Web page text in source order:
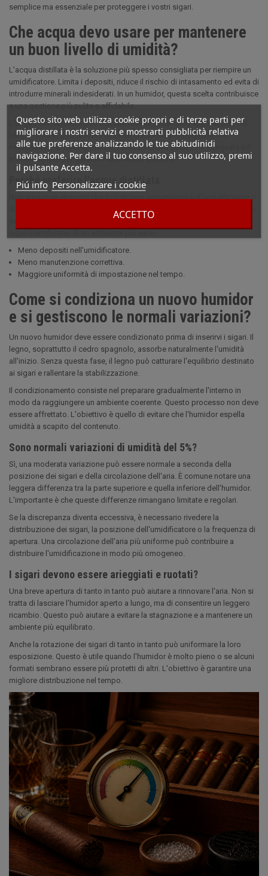
Questo sito web utilizza cookie propri e di terze parti per
migliorare i nostri servizi e mostrarti pubblicità relativa
alle tue preferenze analizzando le tue abitudinidi
navigazione. Per dare il tuo consenso al suo utilizzo, premi
il pulsante Accetta.
Piú info Personalizzare i cookie
ACCETTO
semplice ma essenziale per proteggere i vostri sigari.
Che acqua devo usare per mantenere
un buon livello di umidità?
L'acqua distillata è la soluzione più spesso consigliata per riempire un
umidificatore. Limita i depositi, riduce il rischio di intasamento ed evita di
introdurre minerali indesiderati. In un humidor, questa scelta contribuisce
a una gestione più pulita e affidabile.
L'acqua del rubinetto può lasciare residui e rovinare l'apparecchio nel
tempo. Inoltre, può favorire una manutenzione più frequente del
necessario. Per questo motivo, l'utilizzo di una soluzione adeguata è il
modo migliore per garantire una buona stabilità.
Perché preferire l'acqua distillata
Non aggiunge elementi che potrebbero accumularsi nell'umidificatore o
sulle pareti. Ciò contribuisce a mantenere il funzionamento dell'humidor
senza intoppi ed evita alcuni problemi associati all'umidificazione. I
Meno depositi nell'umidificatore.
Meno manutenzione correttiva.
Maggiore uniformità di impostazione nel tempo.
Come si condiziona un nuovo humidor
e si gestiscono le normali variazioni?
Un nuovo humidor deve essere condizionato prima di inserirvi i sigari. Il
legno, soprattutto il cedro spagnolo, assorbe naturalmente l'umidità
all'inizio. Senza questa fase, il legno può catturare l'equilibrio destinato
ai sigari e rallentare la stabilizzazione.
Il condizionamento consiste nel preparare gradualmente l'interno in
modo da raggiungere un ambiente coerente. Questo processo non deve
essere affrettato. L'obiettivo è quello di evitare che l'humidor espella
umidità a scapito del contenuto.
Sono normali variazioni di umidità del 5%?
Sì, una moderata variazione può essere normale a seconda della
posizione dei sigari e della circolazione dell'aria. È comune notare una
leggera differenza tra la parte superiore e quella inferiore dell'humidor.
L'importante è che queste differenze rimangano limitate e regolari.
Se la discrepanza diventa eccessiva, è necessario rivedere la
distribuzione dei sigari, la posizione dell'umidificatore o la frequenza di
apertura. Una circolazione dell'aria più uniforme può contribuire a
distribuire l'umidificazione in modo più omogeneo.
I sigari devono essere arieggiati e ruotati?
Una breve apertura di tanto in tanto può aiutare a rinnovare l'aria. Non si
tratta di lasciare l'humidor aperto a lungo, ma di consentire un leggero
ricambio. Questo può aiutare a evitare la stagnazione e a mantenere un
ambiente più equilibrato.
Anche la rotazione dei sigari di tanto in tanto può uniformare la loro
esposizione. Questo è utile quando l'humidor è molto pieno o se alcuni
formati sembrano essere più protetti di altri. L'obiettivo è garantire una
migliore distribuzione nel tempo.